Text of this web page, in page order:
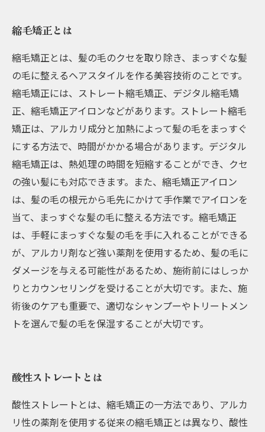
縮毛矯正とは
縮毛矯正とは、髪の毛のクセを取り除き、まっすぐな髪
の毛に整えるヘアスタイルを作る美容技術のことです。
縮毛矯正には、ストレート縮毛矯正、デジタル縮毛矯
正、縮毛矯正アイロンなどがあります。ストレート縮毛
矯正は、アルカリ成分と加熱によって髪の毛をまっすぐ
にする方法で、時間がかかる場合があります。デジタル
縮毛矯正は、熱処理の時間を短縮することができ、クセ
の強い髪にも対応できます。また、縮毛矯正アイロン
は、髪の毛の根元から毛先にかけて手作業でアイロンを
当て、まっすぐな髪の毛に整える方法です。縮毛矯正
は、手軽にまっすぐな髪の毛を手に入れることができる
が、アルカリ剤など強い薬剤を使用するため、髪の毛に
ダメージを与える可能性があるため、施術前にはしっか
りとカウンセリングを受けることが大切です。また、施
術後のケアも重要で、適切なシャンプーやトリートメン
トを選んで髪の毛を保湿することが大切です。
酸性ストレートとは
酸性ストレートとは、縮毛矯正の一方法であり、アルカ
リ性の薬剤を使用する従来の縮毛矯正とは異なり、酸性